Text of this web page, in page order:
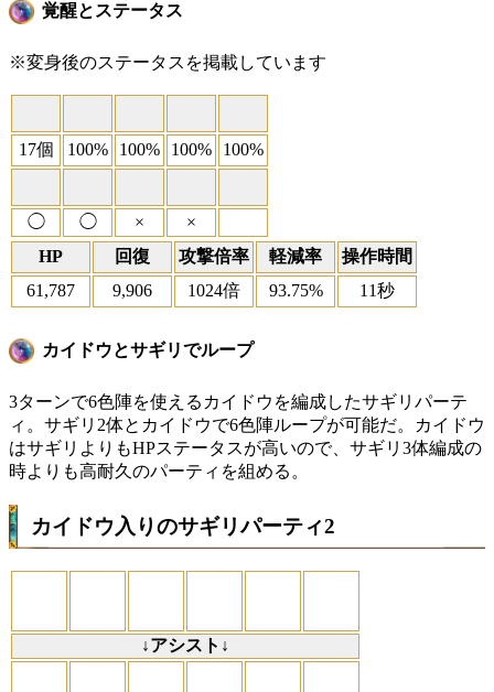
覚醒とステータス
※変身後のステータスを掲載しています
17個 100% 100% 100% 100%
◯ ◯ ×
×
HP
回復 攻撃倍率 軽減率
操作時間
61,787
9,906 1024倍 93.75% 11秒
カイドウとサギリでループ
3ターンで6色陣を使えるカイドウを編成したサギリパーテ
ィ。サギリ2体とカイドウで6色陣ループが可能だ。カイドウ
はサギリよりもHPステータスが高いので、サギリ3体編成の
時よりも高耐久のパーティを組める。
カイドウ入りのサギリパーティ2
↓アシスト↓